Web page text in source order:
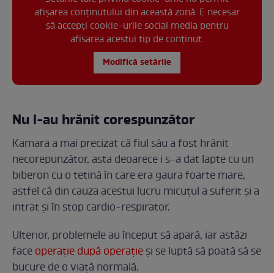
afișarea conținutului din această zonă. E necesar
să accepți cookie-urile social media pentru
afisarea acestui tip de conținut.
Modifică setările
Nu l-au hrănit corespunzător
Kamara a mai precizat că fiul său a fost hrănit
necorepunzător, asta deoarece i s-a dat lapte cu un
biberon cu o tetină în care era gaura foarte mare,
astfel că din cauza acestui lucru micuțul a suferit și a
intrat și în stop cardio-respirator.
Ulterior, problemele au început să apară, iar astăzi
faceoperație după operațieși se luptă să poată să se
bucure de o viață normală.